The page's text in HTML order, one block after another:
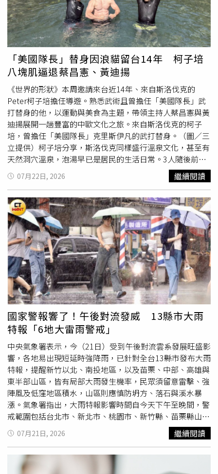
良美智」、「用AI偷別人創意還能扯什麼創作故事，笑死
人，沒收益剛好而已」、「抄襲當然沒人要用啊」對此，原
PO親自回應稱，「碰巧審美上有些雷同罷了，創作故事完
全不相同」，並附上奈良美智Instagram作品截圖，認為自
己的「河馬女孩」與對方作品差異明顯，同時強調，「刻意
拿雷同相似處攻擊，AI生圖是趨勢！」不過，這番回應反而
再度引爆討論。不少網友持續將「河馬女孩」與奈良美智歷
年作品逐一比對，質疑兩者相似度過高。也有人聯想到近期
hahababy遭質疑「致敬」日本品牌「SOU・SOU」的事
件，發文表示：「繼Haha baby致敬日本Sou Sou之後，又
看到一個Hippo Girl致敬誰？」甚至有人不解，為何如此高
度相似的AI作品仍能成功上架LINE貼圖平台。但也有網友用
「河馬女孩娃娃」搜尋後發現，「這是釣魚文，別回了，
line沒有這款貼圖」、「假帳號貼1個抄襲奈良美智的貼圖
在製造假話題，槽點多到不知道從哪開始吐好。」然而，面
對外界質疑，該名原PO昨（22日）晚間又再度發文澄清，
表示「河馬女孩」其實是自己與創作團隊早在2007年就已
完成繪製、定稿的原創角色，並強調目前仍保留當年的
Pantone色票與設計圖，可作為創作時間的證明。女創作者
PO出當年的Pantone色票與設計圖，聲稱可作為創作時間的
證明。（圖／翻攝自Threads／liu_yun_miss）她強調，此
次結合AI為輔助工作做數位影像創作，轉化為3D絨毛貼圖，
「角色設計、比例與造型皆源自自己的設計稿，而不是臨摹
或修改他人的作品。科技在變，工具也在演進，但角色的靈
魂與原創性始終來自於好多年前的創作。AI對我而言是將腦
中想法質化的輔助工具，必竟現在於我而言手繪無法畫出毛
絨感！只是想讓陪伴很久的角色變成軟綿綿的3D絨毛娃娃
在手機裡！」然而，仍有不少網友對此說法不予認同，「奈
良美智90年代就開始創作了喔，你這2007年開始的，勸你
是不要再嘴硬了」、「原來你抄襲奈良美智已經達到19年之
久？臉皮比地殼厚」、「我是建議你在對方法務開始動作以
前，自己趕快處理，不然就不是網路筆戰這麼簡單的事
了」、「親眼見到什麼叫做『說了一個謊，要用更多的謊來
圓』。」、「你跟二伯是不是好姐妹。」
「美國隊長」替身因浪貓留台14年 柯子培
八塊肌逼退蔡昌憲、黃迪揚
《世界的形狀》本周邀請來台近14年、來自斯洛伐克的
Peter柯子培擔任導遊。熟悉武術且曾擔任「美國隊長」武
打替身的他，以運動與美食為主題，帶領主持人蔡昌憲與黃
迪揚展開一趟豐富的中歐文化之旅。來自斯洛伐克的柯子
培，曾擔任「美國隊長」克里斯伊凡的武打替身。（圖／三
立提供）柯子培分享，斯洛伐克同樣盛行溫泉文化，甚至有
天然洞穴溫泉，泡湯早已是居民的生活日常。3人隨後前往
桃園「宇內溪溫泉戲水區」體驗泡湯，看到蔡昌憲與黃迪揚
全程穿著連身泳衣，柯子培好奇詢問是否為台灣文化，黃迪
揚笑答：「我們穿衣服，是因為對你身材的一種敬佩。」2
人全因被柯子培的8塊肌健美身材震懾才選擇包緊緊。除了
泡湯，柯子培也帶主持人體驗冰上曲棍球與釣蝦。他笑稱小
時候因家境無法買鞋，才改學不用鞋的詠春；而在釣蝦場
時，他感性表示釣魚、釣蝦在斯洛伐克是重要的親子活動，
讓他想起與父親的回憶，並坦言來台14年僅回國2次，非常
想念家鄉。提及來台契機，從小崇拜成龍的他努力練武與學
英文，後來在英國結識台灣朋友因而來台發展，不僅圓夢與
成龍同台，更成功擔任「美國隊長」克里斯伊凡的武打替
身。10年前他在路邊收養流浪幼貓，因而決定定居台灣並結
識另一半。今年7月他與台灣女友登記結婚，並將於8月底喜
迎新生命，正式升格新手爸爸，早把台灣視為第2個家。
07月22日, 2026 繼續閱讀
國家警報響了！午後對流發威 13縣市大雨
特報「6地大雷雨警戒」
中央氣象署表示，今（21日）受到午後對流雲系發展旺盛影
響，各地易出現短延時強降雨，已針對全台13縣市發布大雨
特報，提醒新竹以北、南投地區，以及苗栗、中部、高雄與
東半部山區，皆有局部大雨發生機率，民眾須留意雷擊、強
陣風及低窪地區積水，山區則應慎防坍方、落石與溪水暴
漲。氣象署指出，大雨特報影響時間自今天下午至晚間，警
戒範圍包括台北市、新北市、桃園市、新竹縣、苗栗縣山
區、台中市山區、南投縣、雲林縣山區、嘉義縣山區、高雄
市山區，以及宜蘭、花蓮、台東山區。此外，氣象署於下午
2時07分發布大雷雨即時訊息，預計持續至下午3時11分，
提醒新北市、桃園市、新竹縣、南投縣、雲林縣及嘉義縣等
07月21日, 2026 繼續閱讀